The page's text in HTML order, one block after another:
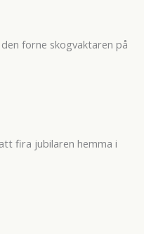
forne skogvaktaren på
fira jubilaren hemma i